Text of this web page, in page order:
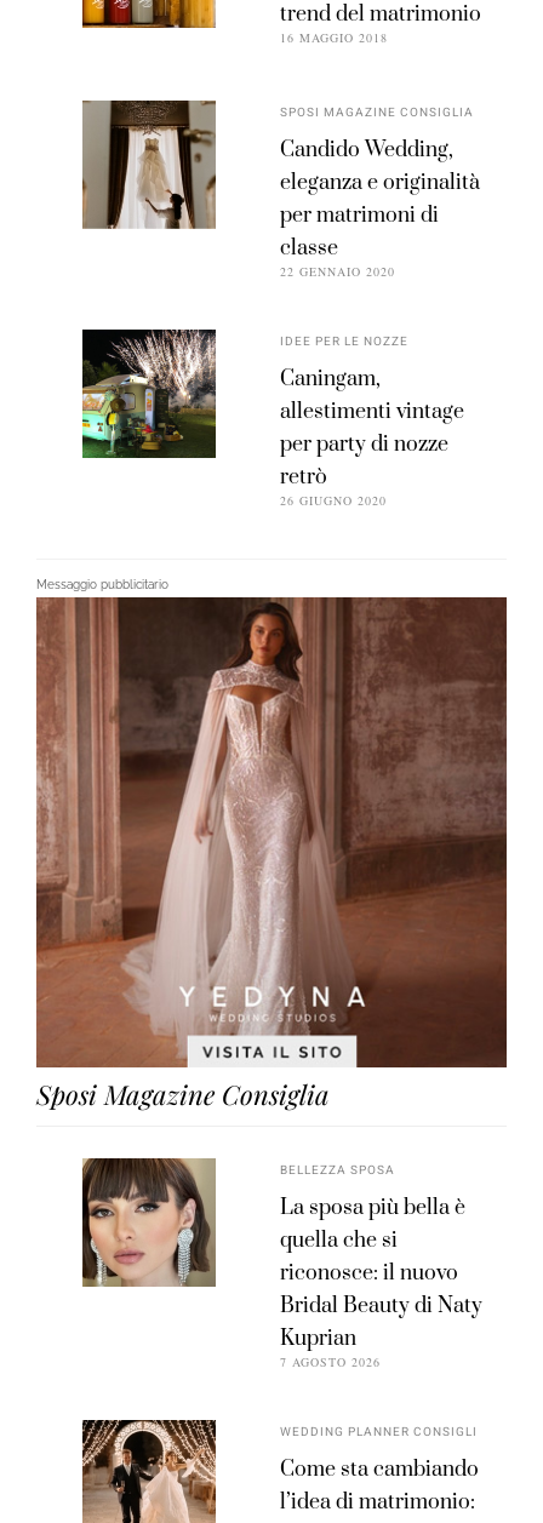
trend del matrimonio
16 MAGGIO 2018
SPOSI MAGAZINE CONSIGLIA
Candido Wedding,
eleganza e originalità
per matrimoni di
classe
22 GENNAIO 2020
IDEE PER LE NOZZE
Caningam,
allestimenti vintage
per party di nozze
retrò
26 GIUGNO 2020
Messaggio pubblicitario
Sposi Magazine Consiglia
BELLEZZA SPOSA
La sposa più bella è
quella che si
riconosce: il nuovo
Bridal Beauty di Naty
Kuprian
7 AGOSTO 2026
WEDDING PLANNER CONSIGLI
Come sta cambiando
l’idea di matrimonio: